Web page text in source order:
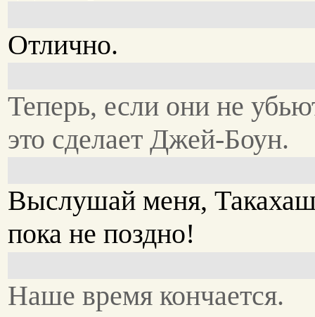
Отлично.
Теперь, если они не
это сделает Джей-Боун.
Выслушай меня,
пока не поздно!
Наше время кончается.